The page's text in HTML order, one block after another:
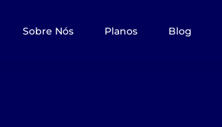
Sobre Nós Planos Blog